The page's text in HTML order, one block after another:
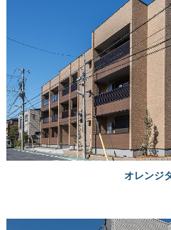
オレンジ